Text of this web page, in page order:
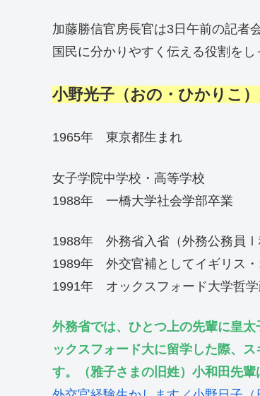
加藤勝信官房長官は3日午前の記者
国民に分かりやすく伝える役割を
小野光子 （おの ・ ひかりこ ）
1965年 東京都生まれ
女子学院中学校・高等学校
1988年 一橋大学社会学部卒業
1988年 外務省入省（外務公務員Ⅰ
1989年 外交官補としてイギリス
1991年 オックスフォード大学哲
外務省では、ひとつ上の先輩に皇
ックスフォード大に留学した際、
す。（雅子さまの旧姓）小和田先輩